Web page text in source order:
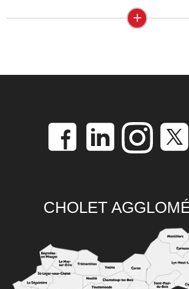
+
CHOLET